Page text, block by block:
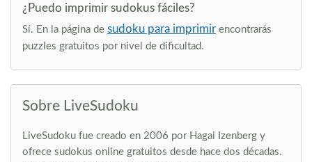
¿Puedo imprimir sudokus fáciles?
Sí. En la página de sudoku para imprimir encontrarás
puzzles gratuitos por nivel de dificultad.
Sobre LiveSudoku
LiveSudoku fue creado en 2006 por Hagai Izenberg y
ofrece sudokus online gratuitos desde hace dos décadas.